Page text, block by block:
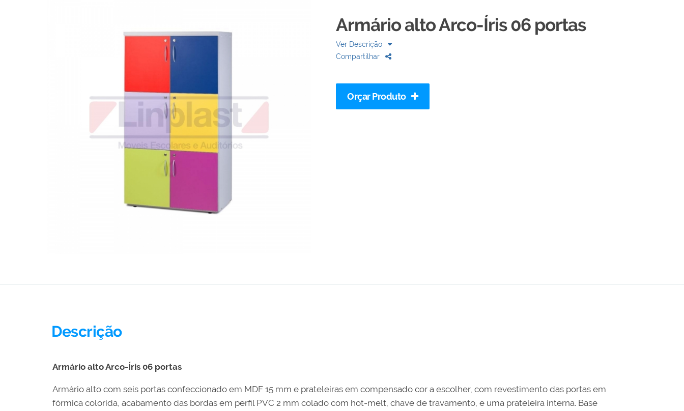
Armário alto Arco-Íris 06 portas
Ver Descrição
Compartilhar
Orçar Produto
Descrição
Armário alto Arco-Íris 06 portas
Armário alto com seis portas confeccionado em MDF 15 mm e prateleiras em compensado cor a escolher, com revestimento das portas em
fórmica colorida, acabamento das bordas em perfil PVC 2 mm colado com hot-melt, chave de travamento, e uma prateleira interna. Base